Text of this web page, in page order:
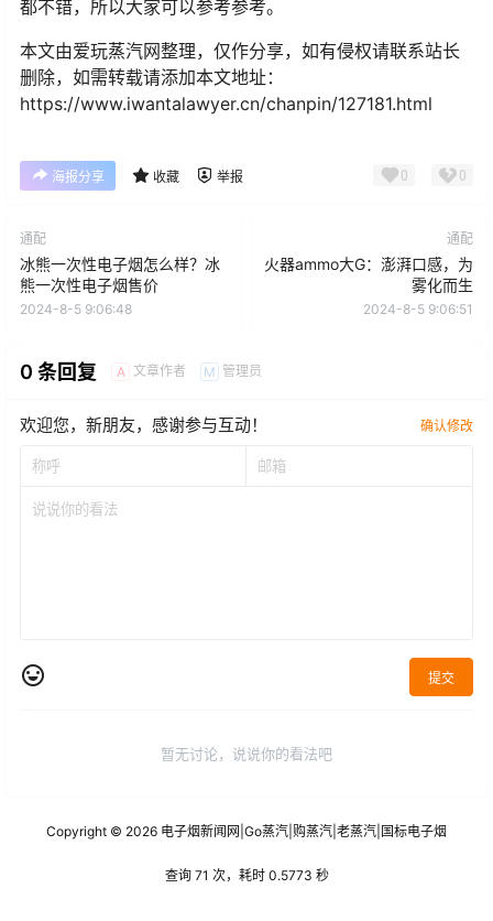
都不错，所以大家可以参考参考。
本文由爱玩蒸汽网整理，仅作分享，如有侵权请联系站长
删除，如需转载请添加本文地址：
https://www.iwantalawyer.cn/chanpin/127181.html
海报分享 收藏 举报 0 0
通配
冰熊一次性电子烟怎么样？冰
熊一次性电子烟售价
2024-8-5 9:06:48
通配
火器ammo大G：澎湃口感，为
雾化而生
2024-8-5 9:06:51
0 条回复 A 文章作者 M 管理员
欢迎您，新朋友，感谢参与互动！ 确认修改
提交
暂无讨论，说说你的看法吧
Copyright © 2026 电子烟新闻网 Go蒸汽 购蒸汽 老蒸汽 国标电子烟
查询 71 次，耗时 0.5773 秒